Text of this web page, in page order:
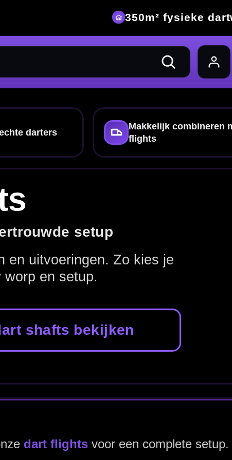
dartwinkel
met